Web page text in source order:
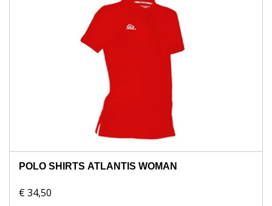
POLO SHIRTS ATLANTIS WOMAN
€ 34,50